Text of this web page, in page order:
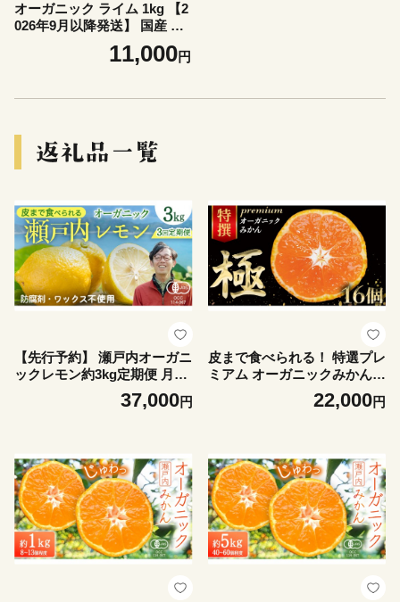
オーガニック ライム 1kg 【2
026年9月以降発送】 国産 柑
橘 果物 くだもの フルーツ 有
機栽培 産地直送 中原観光農
11,000円
【先行予約】 瀬戸内オーガニ
ックレモン約3kg定期便 月1
回×3回 12月以降発送 有機JA
S認証 果物 皮まで使える 国
37,000円
皮まで食べられる！ 特選プレ
ミアム オーガニックみかん
極 (きわみ) 約1.5kg 【先行予
約 11月～1月中旬発送予定】
内 温州みかん 産地直送 フル
ーツ 果物 柑橘 少量 16個
22,000円